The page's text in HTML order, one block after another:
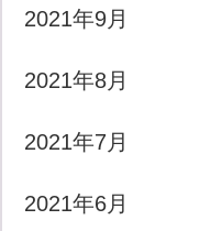
2021年9月
2021年8月
2021年7月
2021年6月